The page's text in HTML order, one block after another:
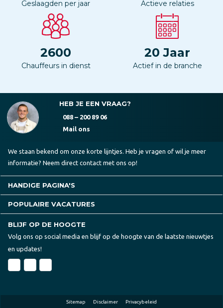
Geslaagden per jaar Actieve relaties
2600
Chauffeurs in dienst
20 Jaar
Actief in de branche
HEB JE EEN VRAAG?
088 – 200 89 06
Mail ons
We staan bekend om onze korte lijntjes. Heb je vragen of wil je meer
informatie? Neem direct contact met ons op!
HANDIGE PAGINA'S
POPULAIRE VACATURES
BLIJF OP DE HOOGTE
Volg ons op social media en blijf op de hoogte van de laatste nieuwtjes
en updates!
Sitemap Disclaimer Privacybeleid